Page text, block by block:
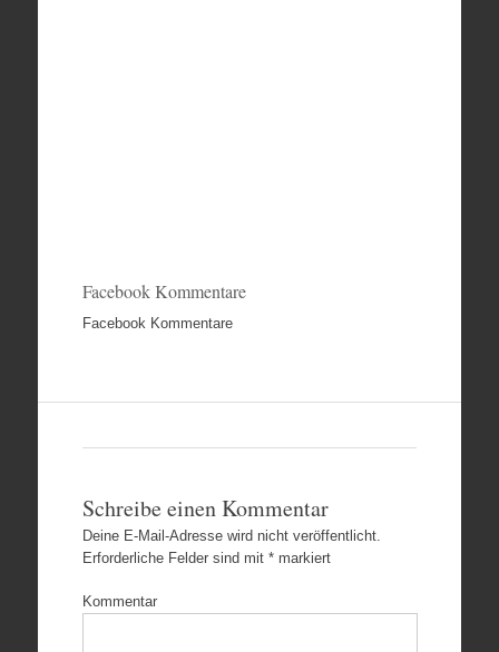
Facebook Kommentare
Facebook Kommentare
Schreibe einen Kommentar
Deine E-Mail-Adresse wird nicht veröffentlicht.
Erforderliche Felder sind mit *markiert
Kommentar